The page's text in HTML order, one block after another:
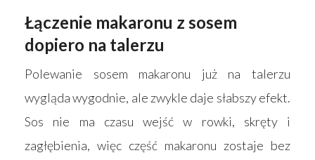
Łączenie makaronu z sosem
dopiero na talerzu
Polewanie sosem makaronu już na talerzu
wygląda wygodnie, ale zwykle daje słabszy efekt.
Sos nie ma czasu wejść w rowki, skręty i
zagłębienia, więc część makaronu zostaje bez
Produkty
Materace
Łóżka
Wyszukiwarka
Blog